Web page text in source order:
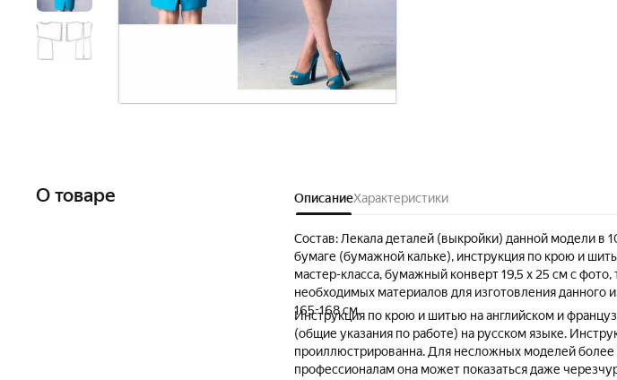
О товаре ОписаниеХарактеристики
Состав: Лекала деталей (выкройки) данной модели в
бумаге (бумажной кальке), инструкция по крою и
мастер-класса, бумажный конверт 19,5 х 25 см с
необходимых материалов для изготовления данного
165-168 см.
Инструкция по крою и шитью на английском и
(общие указания по работе) на русском языке.
проиллюстрированна. Для несложных моделей
профессионалам она может показаться даже